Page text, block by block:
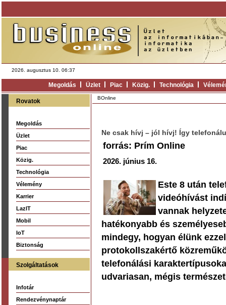
2026. augusztus 10. 06:37
Megoldás Üzlet Piac Közig. Technológia
Rovatok
Megoldás
Üzlet
Piac
Közig.
Technológia
Vélemény
Karrier
LazIT
Mobil
IoT
Biztonság
Szolgáltatások
Infotár
Rendezvénynaptár
BOnline
Ne csak hívj – jól hívj! Így
forrás: Prím Online
2026. június 16.
Este 8 után
videóhívást
vannak
hatékonyabb és
mindegy, hogyan élünk
protokollszakértő
telefonálási
udvariasan, mégis